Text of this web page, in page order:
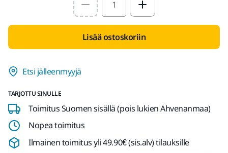
Select quantity value
Lisää ostoskoriin
Etsi jälleenmyyjä
TARJOTTU SINULLE
Toimitus Suomen sisällä (pois lukien Ahvenanmaa)
Nopea toimitus
Ilmainen toimitus yli 49.90€ (sis.alv) tilauksille